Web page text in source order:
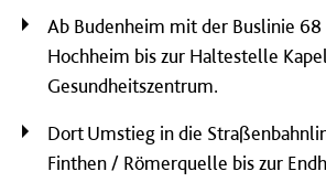
Ab Budenheim mit der Buslinie 68
Hochheim bis zur Haltestelle
Gesundheitszentrum.
Dort Umstieg in die
Finthen / Römerquelle bis zur